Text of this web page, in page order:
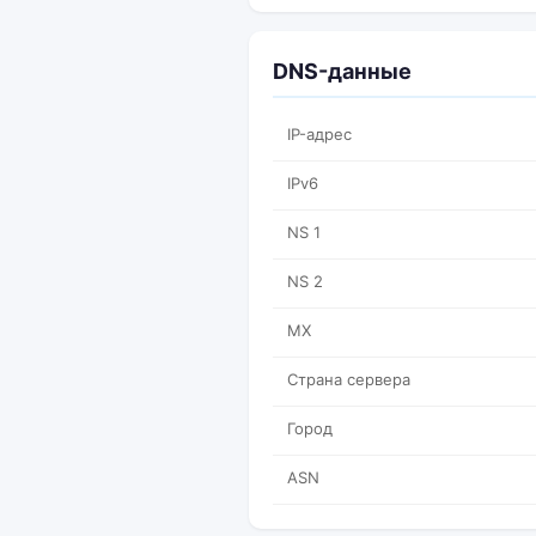
DNS-данные
IP-адрес
IPv6
NS 1
NS 2
MX
Страна сервера
Город
ASN